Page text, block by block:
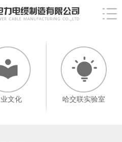
文化 哈交联实验室